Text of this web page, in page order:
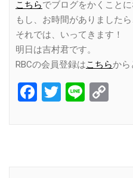
こちらでブログをかくことに
もし、お時間がありましたら
それでは、いってきます！
明日は吉村君です。
RBCの会員登録はこちらから
Facebook
Twitter
Line